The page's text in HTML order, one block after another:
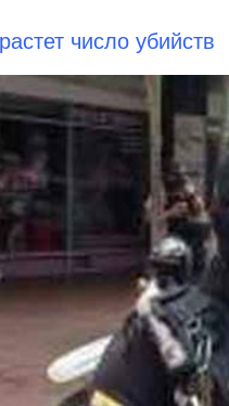
число убийств